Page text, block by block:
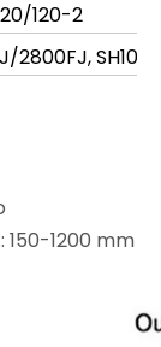
120-2
2800FJ,
1200 mm